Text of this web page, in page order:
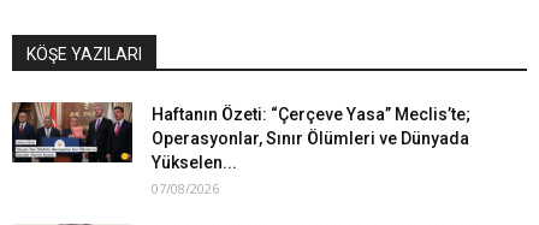
KÖŞE YAZILARI
Haftanın Özeti: “Çerçeve Yasa” Meclis’te;
Operasyonlar, Sınır Ölümleri ve Dünyada
Yükselen...
07/08/2026